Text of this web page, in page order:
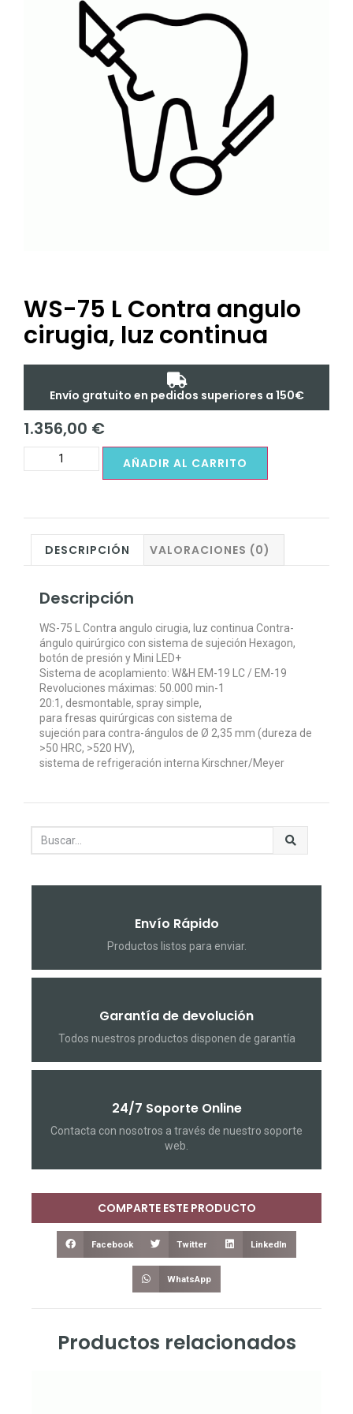
WS-75 L Contra angulo
cirugia, luz continua
Envío gratuito en pedidos superiores a 150€
1.356,00 €
AÑADIR AL CARRITO
DESCRIPCIÓN VALORACIONES (0)
Descripción
WS-75 L Contra angulo cirugia, luz continua Contra-
ángulo quirúrgico con sistema de sujeción Hexagon,
botón de presión y Mini LED+
Sistema de acoplamiento: W&H EM-19 LC / EM-19
Revoluciones máximas: 50.000 min-1
20:1, desmontable, spray simple,
para fresas quirúrgicas con sistema de
sujeción para contra-ángulos de Ø 2,35 mm (dureza de
>50 HRC, >520 HV),
sistema de refrigeración interna Kirschner/Meyer
Envío Rápido
Productos listos para enviar.
Garantía de devolución
Todos nuestros productos disponen de garantía
24/7 Soporte Online
Contacta con nosotros a través de nuestro soporte
web.
COMPARTE ESTE PRODUCTO
Facebook Twitter LinkedIn
WhatsApp
Productos relacionados